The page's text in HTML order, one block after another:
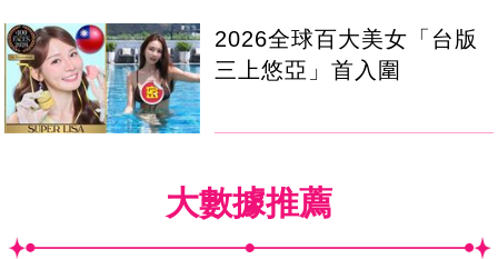
2026全球百大美女「台版
三上悠亞」首入圍
大數據推薦